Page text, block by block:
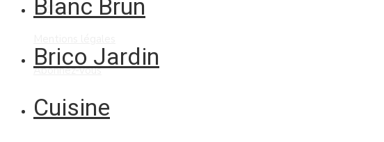
Contact
Abonnez-vous
Blanc Brun
Brico Jardin
Cuisine